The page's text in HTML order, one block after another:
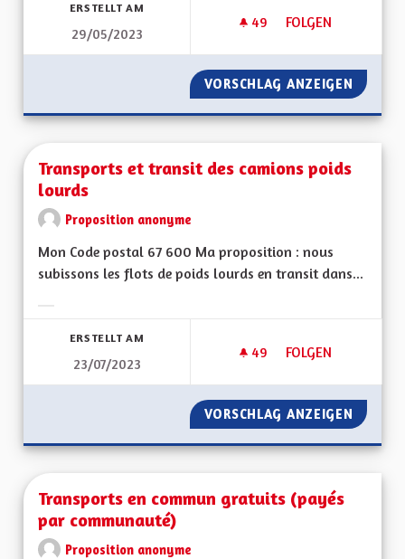
ERSTELLT AM
29/05/2023
49 49 FOLLOWER
FOLGEN
TRAVAILLER SUR
VORSCHLAG ANZEIGEN
Transports et transit des camions poids
lourds
Proposition anonyme
Mon Code postal 67 600 Ma proposition : nous
subissons les flots de poids lourds en transit dans...
ERSTELLT AM
23/07/2023
49 49 FOLLOWER
FOLGEN
TRANSPORTS ET
VORSCHLAG ANZEIGEN
Transports en commun gratuits (payés
par communauté)
Proposition anonyme